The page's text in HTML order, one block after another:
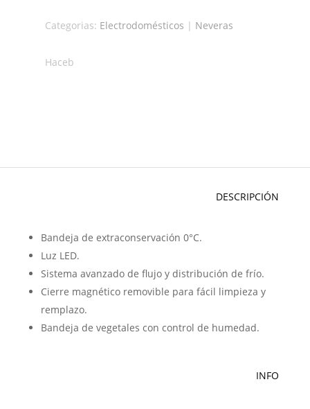
Categorias: Electrodomésticos | Neveras
Haceb
DESCRIPCIÓN
Bandeja de extraconservación 0°C.
Luz LED.
Sistema avanzado de flujo y distribución de frío.
Cierre magnético removible para fácil limpieza y
remplazo.
Bandeja de vegetales con control de humedad.
INFO